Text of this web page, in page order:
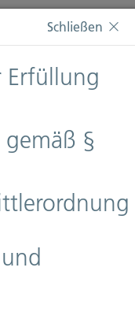
Wenn Sie weiterhin
SeiteDatenschutz
anzeigen
Schließen
Erfüllung
§